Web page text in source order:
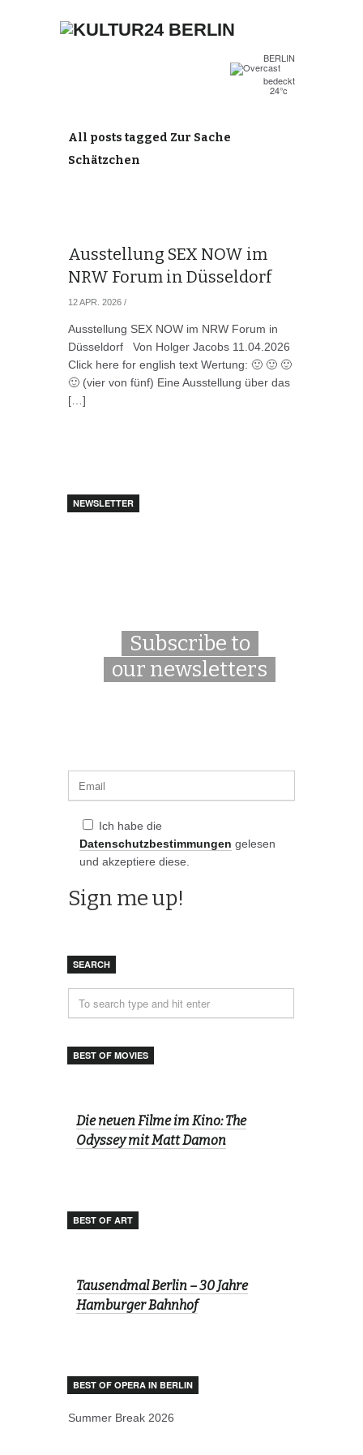
BERLIN
bedeckt
24°c
All posts tagged Zur Sache
Schätzchen
Ausstellung SEX NOW im
NRW Forum in Düsseldorf
12 APR. 2026 /
Ausstellung SEX NOW im NRW Forum in
Düsseldorf Von Holger Jacobs 11.04.2026
Click here for english text Wertung: 🙂 🙂 🙂
🙂 (vier von fünf) Eine Ausstellung über das
[…]
NEWSLETTER
Subscribe to
our newsletters
Ich habe die
Datenschutzbestimmungen gelesen
und akzeptiere diese.
SEARCH
BEST OF MOVIES
Die neuen Filme im Kino: The
Odyssey mit Matt Damon
BEST OF ART
Tausendmal Berlin – 30 Jahre
Hamburger Bahnhof
BEST OF OPERA IN BERLIN
Summer Break 2026